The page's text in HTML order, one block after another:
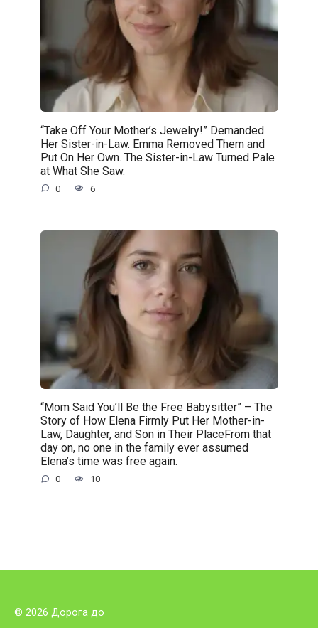
“Take Off Your Mother’s Jewelry!” Demanded
Her Sister-in-Law. Emma Removed Them and
Put On Her Own. The Sister-in-Law Turned Pale
at What She Saw.
0 6
“Mom Said You’ll Be the Free Babysitter” – The
Story of How Elena Firmly Put Her Mother-in-
Law, Daughter, and Son in Their PlaceFrom that
day on, no one in the family ever assumed
Elena’s time was free again.
0 10
© 2026 Дорога до